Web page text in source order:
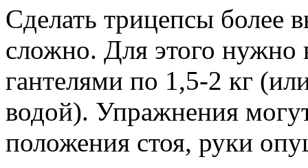
Сделать трицепсы более
сложно. Для этого нужно
гантелями по 1,5-2 кг
водой). Упражнения
положения стоя, руки